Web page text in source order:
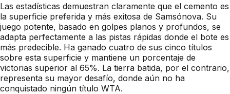
Las estadísticas demuestran claramente que el cemento es
la superficie preferida y más exitosa de Samsónova. Su
juego potente, basado en golpes planos y profundos, se
adapta perfectamente a las pistas rápidas donde el bote es
más predecible. Ha ganado cuatro de sus cinco títulos
sobre esta superficie y mantiene un porcentaje de
victorias superior al 65%. La tierra batida, por el contrario,
representa su mayor desafío, donde aún no ha
conquistado ningún título WTA.